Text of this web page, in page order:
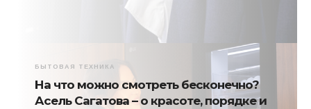
БЫТОВАЯ ТЕХНИКА
На что можно смотреть бесконечно?
Асель Сагатова – о красоте, порядке и